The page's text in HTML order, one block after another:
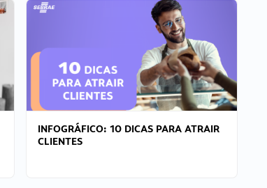
INFOGRÁFICO: 10 DICAS PARA ATRAIR
CLIENTES